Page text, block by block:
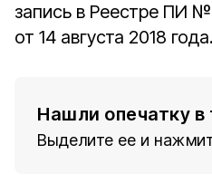
запись в Реестре ПИ
от 14 августа 2018 года.
Нашли опечатку в
Выделите ее и